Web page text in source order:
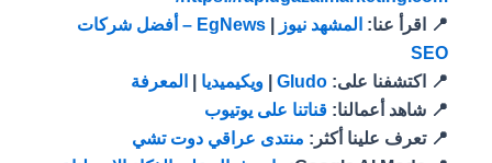
📍 اقرأ عنا: المشهد نيوز|
EgNews – أفضل شركات
SEO
📍 اكتشفنا على: Gludo
| ويكيميديا| المعرفة
📍 شاهد أعمالنا: قناتنا على يوتيوب
📍 تعرف علينا أكثر: منتدى عراقي دوت تشي